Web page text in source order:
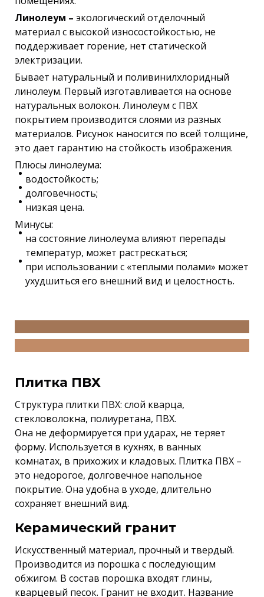
Линолеум – экологический отделочный
материал с высокой износостойкостью, не
поддерживает горение, нет статической
электризации.
Бывает натуральный и поливинилхлоридный
линолеум. Первый изготавливается на основе
натуральных волокон. Линолеум с ПВХ
покрытием производится слоями из разных
материалов. Рисунок наносится по всей толщине,
это дает гарантию на стойкость изображения.
Плюсы линолеума:
водостойкость;
долговечность;
низкая цена.
Минусы:
на состояние линолеума влияют перепады
температур, может растрескаться;
при использовании с «теплыми полами» может
ухудшиться его внешний вид и целостность.
Плитка ПВХ
Структура плитки ПВХ: слой кварца,
стекловолокна, полиуретана, ПВХ.
Она не деформируется при ударах, не теряет
форму. Используется в кухнях, в ванных
комнатах, в прихожих и кладовых. Плитка ПВХ –
это недорогое, долговечное напольное
покрытие. Она удобна в уходе, длительно
сохраняет внешний вид.
Керамический гранит
Искусственный материал, прочный и твердый.
Производится из порошка с последующим
обжигом. В состав порошка входят глины,
кварцевый песок. Гранит не входит. Название